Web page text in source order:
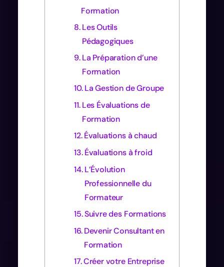
Formation
Les Outils
Pédagogiques
La Préparation d’une
Formation
La Gestion de Groupe
Les Évaluations de
Formation
Évaluations à chaud
Évaluations à froid
L’Évolution
Professionnelle du
Formateur
Suivre des Formations
Devenir Consultant en
Formation
Créer votre Entreprise